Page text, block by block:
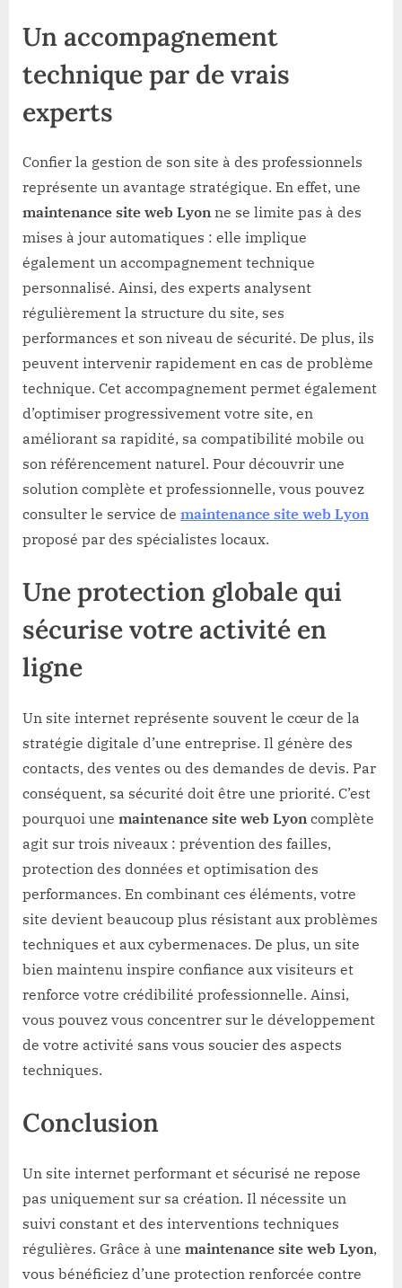
Un accompagnement
technique par de vrais
experts
Confier la gestion de son site à des professionnels
représente un avantage stratégique. En effet, une
maintenance site web Lyon ne se limite pas à des
mises à jour automatiques : elle implique
également un accompagnement technique
personnalisé. Ainsi, des experts analysent
régulièrement la structure du site, ses
performances et son niveau de sécurité. De plus, ils
peuvent intervenir rapidement en cas de problème
technique. Cet accompagnement permet également
d’optimiser progressivement votre site, en
améliorant sa rapidité, sa compatibilité mobile ou
son référencement naturel. Pour découvrir une
solution complète et professionnelle, vous pouvez
consulter le service de maintenance site web Lyon
proposé par des spécialistes locaux.
Une protection globale qui
sécurise votre activité en
ligne
Un site internet représente souvent le cœur de la
stratégie digitale d’une entreprise. Il génère des
contacts, des ventes ou des demandes de devis. Par
conséquent, sa sécurité doit être une priorité. C’est
pourquoi une maintenance site web Lyon complète
agit sur trois niveaux : prévention des failles,
protection des données et optimisation des
performances. En combinant ces éléments, votre
site devient beaucoup plus résistant aux problèmes
techniques et aux cybermenaces. De plus, un site
bien maintenu inspire confiance aux visiteurs et
renforce votre crédibilité professionnelle. Ainsi,
vous pouvez vous concentrer sur le développement
de votre activité sans vous soucier des aspects
techniques.
Conclusion
Un site internet performant et sécurisé ne repose
pas uniquement sur sa création. Il nécessite un
suivi constant et des interventions techniques
régulières. Grâce à une maintenance site web Lyon,
vous bénéficiez d’une protection renforcée contre